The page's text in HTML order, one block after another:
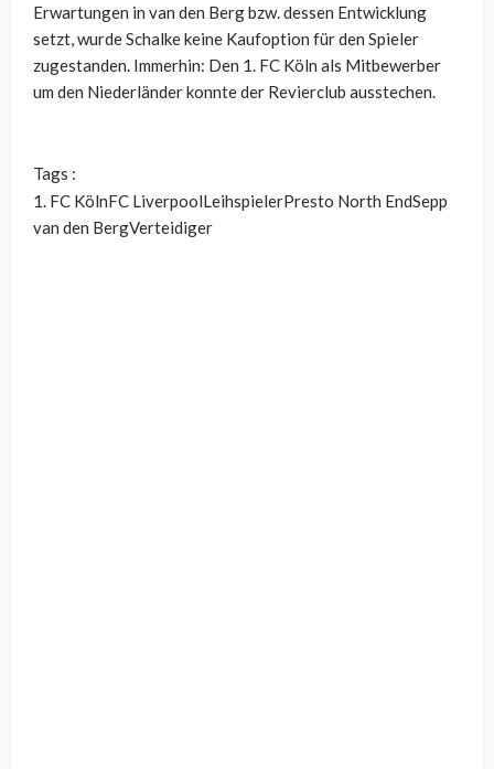
Erwartungen in van den Berg bzw. dessen Entwicklung
setzt, wurde Schalke keine Kaufoption für den Spieler
zugestanden. Immerhin: Den 1. FC Köln als Mitbewerber
um den Niederländer konnte der Revierclub ausstechen.
Tags :
1. FC KölnFC LiverpoolLeihspielerPresto North EndSepp
van den BergVerteidiger